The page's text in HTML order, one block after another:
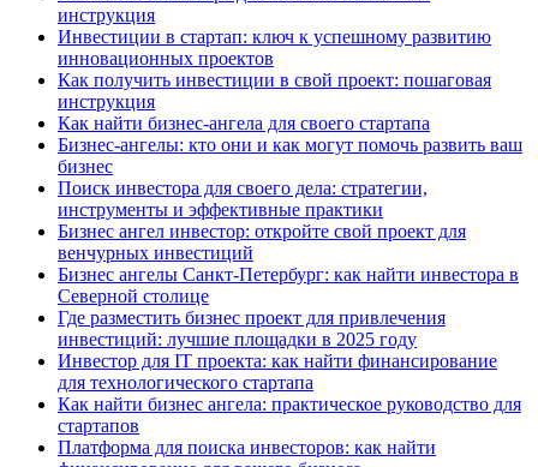
инструкция
Инвестиции в стартап: ключ к успешному развитию
инновационных проектов
Как получить инвестиции в свой проект: пошаговая
инструкция
Как найти бизнес-ангела для своего стартапа
Бизнес-ангелы: кто они и как могут помочь развить ваш
бизнес
Поиск инвестора для своего дела: стратегии,
инструменты и эффективные практики
Бизнес ангел инвестор: откройте свой проект для
венчурных инвестиций
Бизнес ангелы Санкт-Петербург: как найти инвестора в
Северной столице
Где разместить бизнес проект для привлечения
инвестиций: лучшие площадки в 2025 году
Инвестор для IT проекта: как найти финансирование
для технологического стартапа
Как найти бизнес ангела: практическое руководство для
стартапов
Платформа для поиска инвесторов: как найти